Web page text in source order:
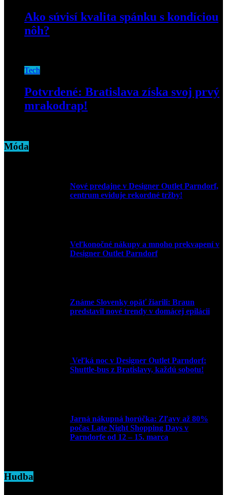
Ako súvisí kvalita spánku s kondíciou
nôh?
Tech
Potvrdené: Bratislava získa svoj prvý
mrakodrap!
Móda
Nové predajne v Designer Outlet Parndorf,
centrum eviduje rekordné tržby!
Veľkonočné nákupy a mnoho prekvapení v
Designer Outlet Parndorf
Známe Slovenky opäť žiarili: Braun
predstavil nové trendy v domácej epilácii
Veľká noc v Designer Outlet Parndorf:
Shuttle-bus z Bratislavy, každú sobotu!
Jarná nákupná horúčka: Zľavy až 80%
počas Late Night Shopping Days v
Parndorfe od 12 – 15. marca
Hudba